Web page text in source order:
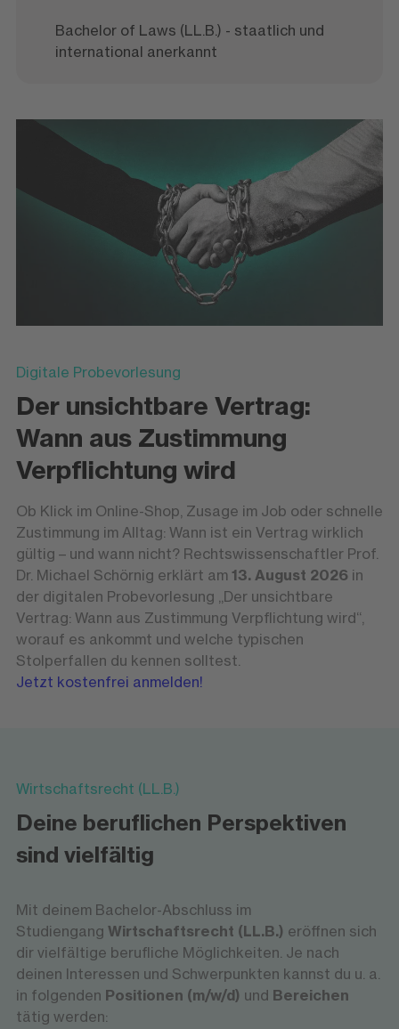
Bachelor of Laws (LL.B.) - staatlich und
international anerkannt
Digitale Probevorlesung
Der unsichtbare Vertrag:
Wann aus Zustimmung
Verpflichtung wird
Ob Klick im Online-Shop, Zusage im Job oder schnelle
Zustimmung im Alltag: Wann ist ein Vertrag wirklich
gültig – und wann nicht? Rechtswissenschaftler Prof.
Dr. Michael Schörnig erklärt am 13. August 2026 in
der digitalen Probevorlesung „Der unsichtbare
Vertrag: Wann aus Zustimmung Verpflichtung wird“,
worauf es ankommt und welche typischen
Stolperfallen du kennen solltest.
Jetzt kostenfrei anmelden!
Wirtschaftsrecht (LL.B.)
Deine beruflichen Perspektiven
sind vielfältig
Mit deinem Bachelor-Abschluss im
Studiengang Wirtschaftsrecht (LL.B.) eröffnen sich
dir vielfältige berufliche Möglichkeiten. Je nach
deinen Interessen und Schwerpunkten kannst du u. a.
in folgenden Positionen (m/w/d) und Bereichen
tätig werden: